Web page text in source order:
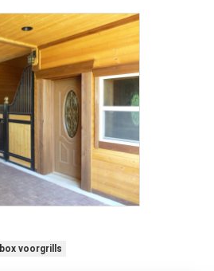
box voorgrills